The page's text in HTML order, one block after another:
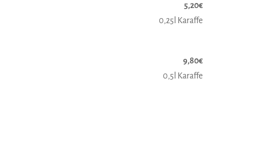
5,20€
0,25l Karaffe
9,80€
0,5l Karaffe